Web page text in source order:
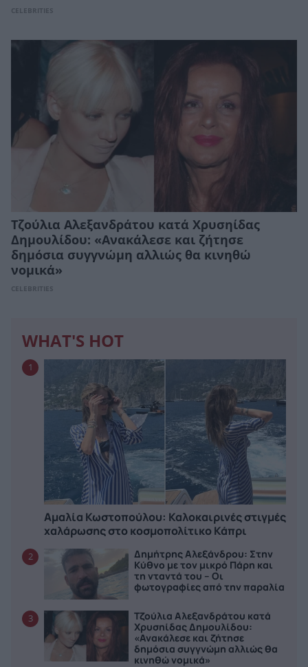
CELEBRITIES
Τζούλια Αλεξανδράτου κατά Χρυσηίδας
Δημουλίδου: «Ανακάλεσε και ζήτησε
δημόσια συγγνώμη αλλιώς θα κινηθώ
νομικά»
CELEBRITIES
WHAT'S HOT
1
Αμαλία Κωστοπούλου: Καλοκαιρινές στιγμές
χαλάρωσης στο κοσμοπολίτικο Κάπρι
2
Δημήτρης Αλεξάνδρου: Στην
Κύθνο με τον μικρό Πάρη και
τη νταντά του – Οι
φωτογραφίες από την παραλία
3
Τζούλια Αλεξανδράτου κατά
Χρυσηίδας Δημουλίδου:
«Ανακάλεσε και ζήτησε
δημόσια συγγνώμη αλλιώς θα
κινηθώ νομικά»